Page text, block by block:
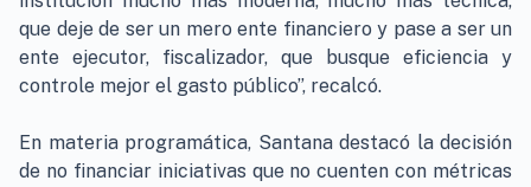
que deje de ser un mero ente financiero y pase a ser un
ente ejecutor, fiscalizador, que busque eficiencia y
controle mejor el gasto público”, recalcó.
En materia programática, Santana destacó la decisión
de no financiar iniciativas que no cuenten con métricas